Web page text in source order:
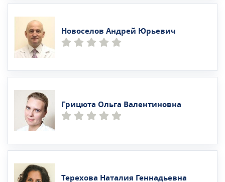
Новоселов Андрей Юрьевич
Грицюта Ольга Валентиновна
Терехова Наталия Геннадьевна